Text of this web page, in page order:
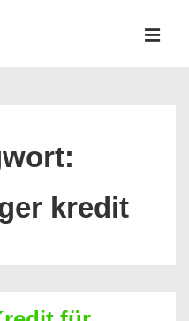
kredit